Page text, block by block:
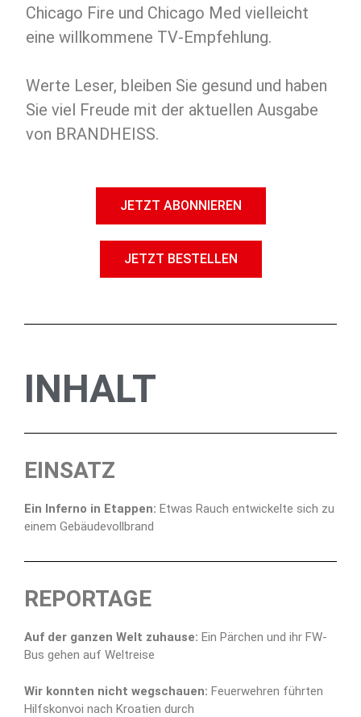
Chicago Fire und Chicago Med vielleicht
eine willkommene TV-Empfehlung.
Werte Leser, bleiben Sie gesund und haben
Sie viel Freude mit der aktuellen Ausgabe
von BRANDHEISS.
JETZT ABONNIEREN
JETZT BESTELLEN
INHALT
EINSATZ
Ein Inferno in Etappen: Etwas Rauch entwickelte sich zu
einem Gebäudevollbrand
REPORTAGE
Auf der ganzen Welt zuhause: Ein Pärchen und ihr FW-
Bus gehen auf Weltreise
Wir konnten nicht wegschauen: Feuerwehren führten
Hilfskonvoi nach Kroatien durch